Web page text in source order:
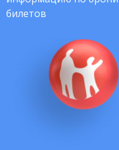
билетов